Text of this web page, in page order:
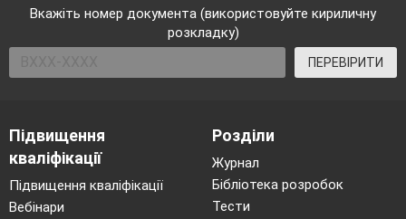
Вкажіть номер документа (використовуйте кириличну
розкладку)
ПЕРЕВІРИТИ
Підвищення
кваліфікації
Підвищення кваліфікації
Вебінари
Розділи
Журнал
Бібліотека розробок
Тести